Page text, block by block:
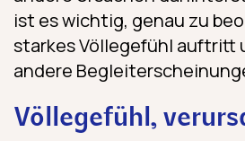
ist es wichtig, genau zu
starkes Völlegefühl auftritt
andere
Völlegefühl,